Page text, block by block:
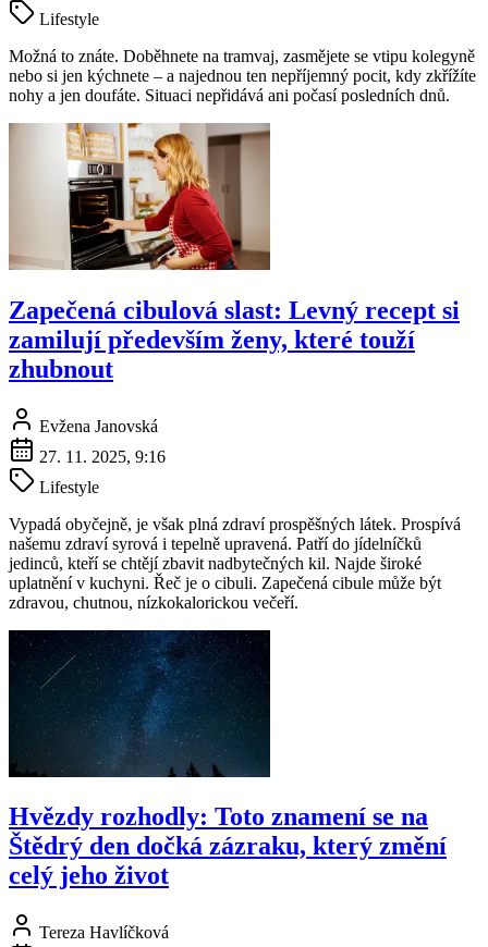
Lifestyle
Možná to znáte. Doběhnete na tramvaj, zasmějete se vtipu kolegyně
nebo si jen kýchnete – a najednou ten nepříjemný pocit, kdy zkřížíte
nohy a jen doufáte. Situaci nepřidává ani počasí posledních dnů.
Zapečená cibulová slast: Levný recept si
zamilují především ženy, které touží
zhubnout
Evžena Janovská
27. 11. 2025, 9:16
Lifestyle
Vypadá obyčejně, je však plná zdraví prospěšných látek. Prospívá
našemu zdraví syrová i tepelně upravená. Patří do jídelníčků
jedinců, kteří se chtějí zbavit nadbytečných kil. Najde široké
uplatnění v kuchyni. Řeč je o cibuli. Zapečená cibule může být
zdravou, chutnou, nízkokalorickou večeří.
Hvězdy rozhodly: Toto znamení se na
Štědrý den dočká zázraku, který změní
celý jeho život
Tereza Havlíčková